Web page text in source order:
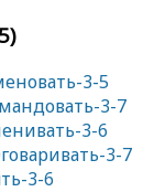
3-5
3-7
3-6
3-7
3-6